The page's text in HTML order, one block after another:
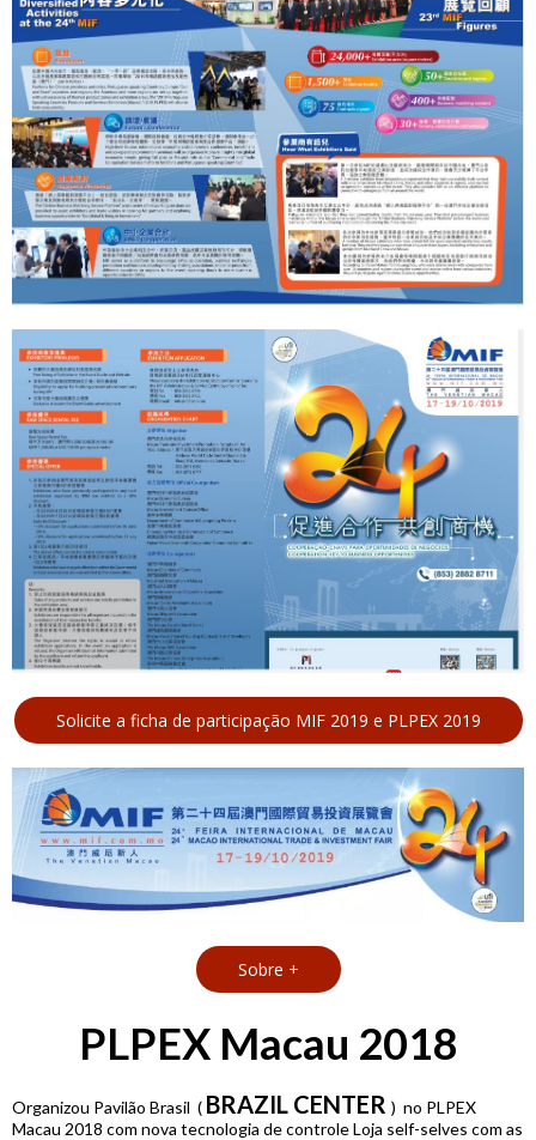
Solicite a ficha de participação MIF 2019 e PLPEX 2019
Sobre +
PLPEX Macau 2018
Organizou Pavilão Brasil ( BRAZIL CENTER ) no PLPEX
Macau 2018 com nova tecnologia de controle Loja self-selves com as